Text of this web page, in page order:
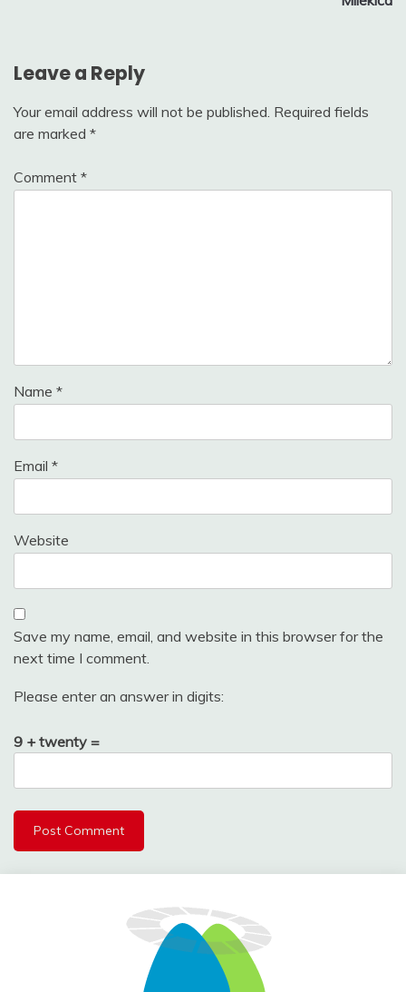
Leave a Reply
Your email address will not be published. Required fields
are marked *
Comment *
Name *
Email *
Website
Save my name, email, and website in this browser for the
next time I comment.
Please enter an answer in digits:
9 + twenty =